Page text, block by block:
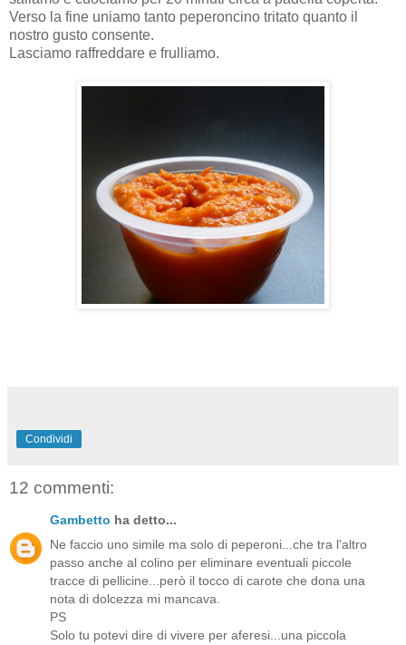
Verso la fine uniamo tanto peperoncino tritato quanto il
nostro gusto consente.
Lasciamo raffreddare e frulliamo.
Condividi
12 commenti:
Gambetto ha detto...
Ne faccio uno simile ma solo di peperoni...che tra l'altro
passo anche al colino per eliminare eventuali piccole
tracce di pellicine...però il tocco di carote che dona una
nota di dolcezza mi mancava.
PS
Solo tu potevi dire di vivere per aferesi...una piccola